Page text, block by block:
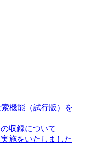
索機能（試行版）を
収録について
施をいたしました